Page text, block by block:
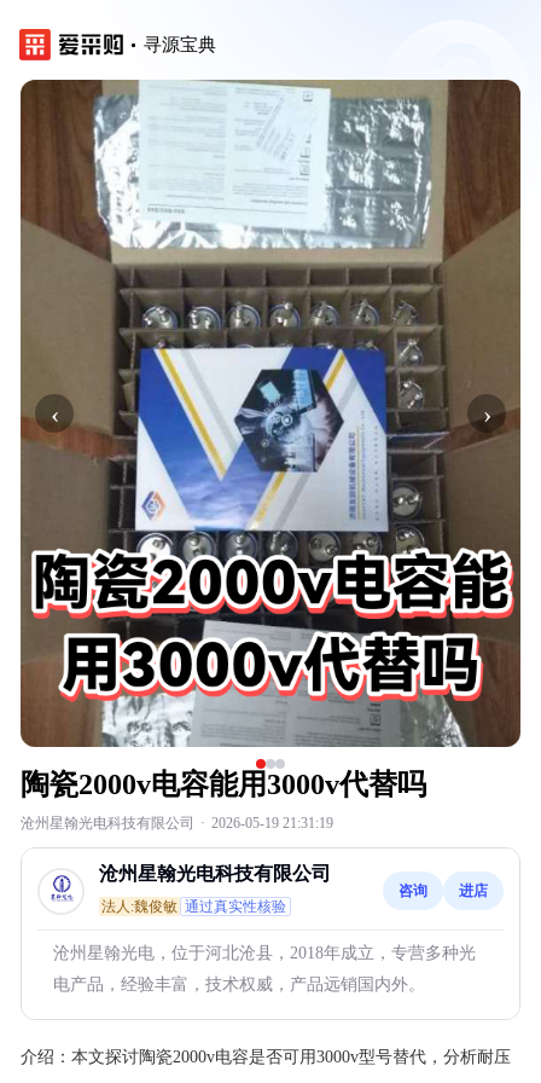
寻源宝典
‹ ›
陶瓷2000v电容能用3000v代替吗
沧州星翰光电科技有限公司 · 2026-05-19 21:31:19
沧州星翰光电科技有限公司
法人:魏俊敏 通过真实性核验
咨询 进店
沧州星翰光电，位于河北沧县，2018年成立，专营多种光
电产品，经验丰富，技术权威，产品远销国内外。
介绍： 本文探讨陶瓷2000v电容是否可用3000v型号替代，分析耐压